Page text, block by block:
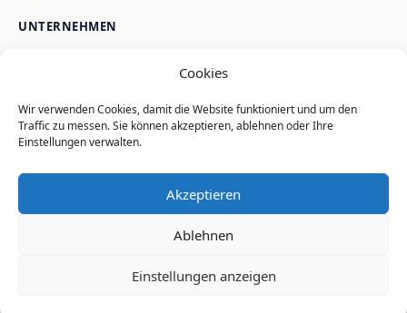
Cookies
Wir verwenden Cookies, damit die Website funktioniert und um den
Traffic zu messen. Sie können akzeptieren, ablehnen oder Ihre
Einstellungen verwalten.
Akzeptieren
Ablehnen
Einstellungen anzeigen
UNTERNEHMEN
Affiliate-Hinweis
Wie SaveSleuth Geld verdient
Datenschutz
Nutzungsbedingungen